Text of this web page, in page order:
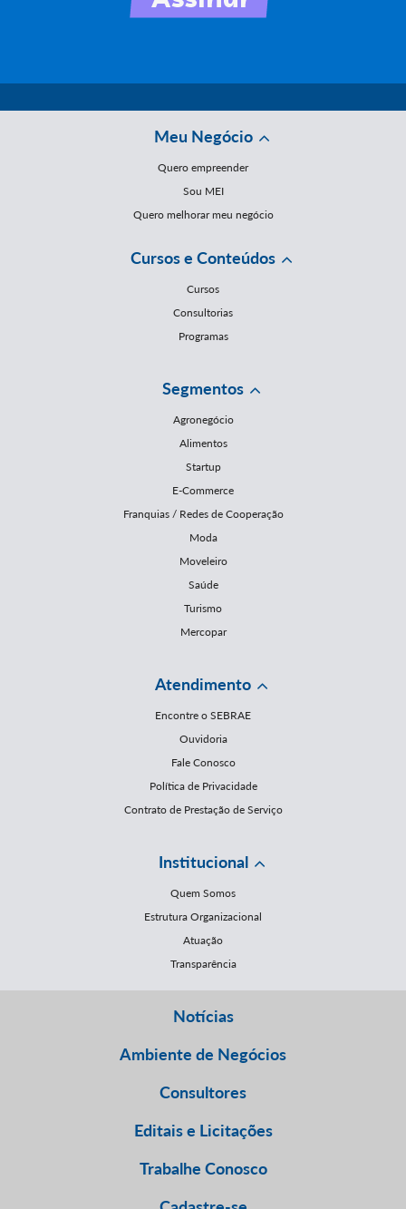
Meu Negócio
Quero empreender
Sou MEI
Quero melhorar meu negócio
Cursos e Conteúdos
Cursos
Consultorias
Programas
Segmentos
Agronegócio
Alimentos
Startup
E-Commerce
Franquias / Redes de Cooperação
Moda
Moveleiro
Saúde
Turismo
Mercopar
Atendimento
Encontre o SEBRAE
Ouvidoria
Fale Conosco
Política de Privacidade
Contrato de Prestação de Serviço
Institucional
Quem Somos
Estrutura Organizacional
Atuação
Transparência
Notícias
Ambiente de Negócios
Consultores
Editais e Licitações
Trabalhe Conosco